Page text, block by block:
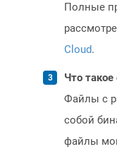
Полные
Cloud.
Что
Файлы с
собой
файлы